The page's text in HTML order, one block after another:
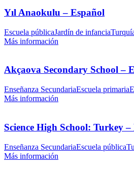
Yıl Anaokulu – Español
Escuela públicaJardín de infancia
Más información
Akçaova Secondary School –
Enseñanza SecundariaEscuela primaria
Más información
Science High School: Turkey –
Enseñanza SecundariaEscuela pública
Más información